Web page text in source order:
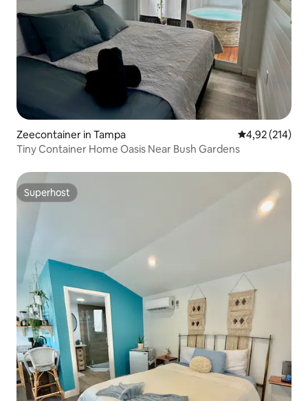
Zeecontainer in Tampa Gemiddelde
4,92 (214)
Tiny Container Home Oasis Near Bush Gardens
Superhost
Superhost